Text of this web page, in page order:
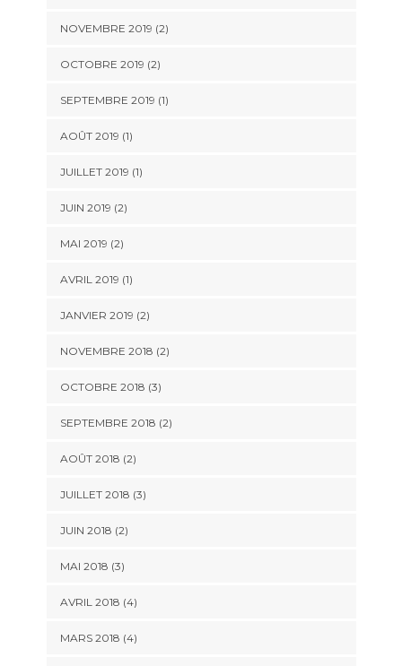
NOVEMBRE 2019 (2)
OCTOBRE 2019 (2)
SEPTEMBRE 2019 (1)
AOÛT 2019 (1)
JUILLET 2019 (1)
JUIN 2019 (2)
MAI 2019 (2)
AVRIL 2019 (1)
JANVIER 2019 (2)
NOVEMBRE 2018 (2)
OCTOBRE 2018 (3)
SEPTEMBRE 2018 (2)
AOÛT 2018 (2)
JUILLET 2018 (3)
JUIN 2018 (2)
MAI 2018 (3)
AVRIL 2018 (4)
MARS 2018 (4)